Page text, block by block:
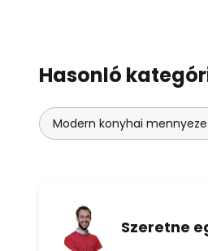
Hasonló
Modern konyhai
Szeretne